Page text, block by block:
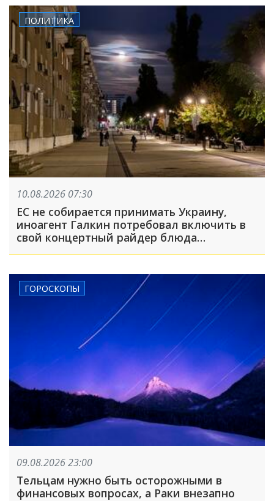
ПОЛИТИКА
10.08.2026 07:30
ЕС не собирается принимать Украину,
иноагент Галкин потребовал включить в
свой концертный райдер блюда
национальной русской кухни: что
ГОРОСКОПЫ
09.08.2026 23:00
Тельцам нужно быть осторожными в
финансовых вопросах, а Раки внезапно